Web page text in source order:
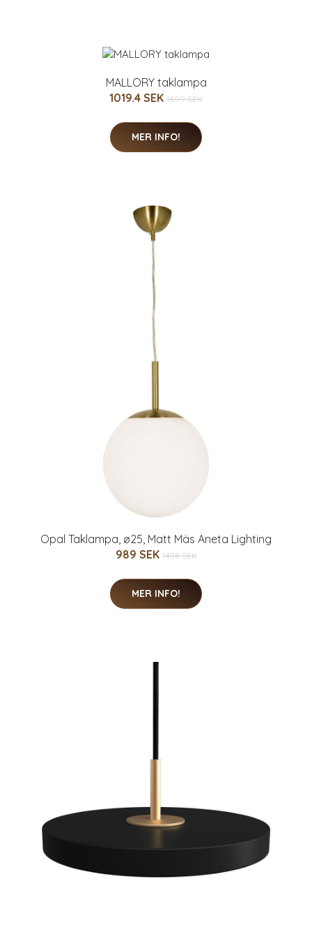
MALLORY taklampa
1019.4 SEK 1699 SEK
MER INFO!
Opal Taklampa, ø25, Matt Mäs Aneta Lighting
989 SEK 1498 SEK
MER INFO!